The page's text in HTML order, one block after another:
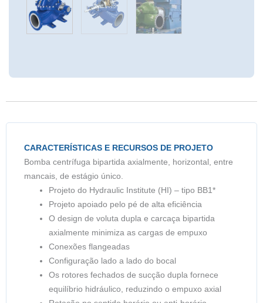
CARACTERÍSTICAS E RECURSOS DE PROJETO
Bomba centrífuga bipartida axialmente, horizontal, entre
mancais, de estágio único.
Projeto do Hydraulic Institute (HI) – tipo BB1*
Projeto apoiado pelo pé de alta eficiência
O design de voluta dupla e carcaça bipartida
axialmente minimiza as cargas de empuxo
Conexões flangeadas
Configuração lado a lado do bocal
Os rotores fechados de sucção dupla fornece
equilíbrio hidráulico, reduzindo o empuxo axial